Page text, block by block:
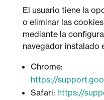
El usuario tiene la
o eliminar las
mediante la
navegador instalado
Chrome:
https://
Safari: https://